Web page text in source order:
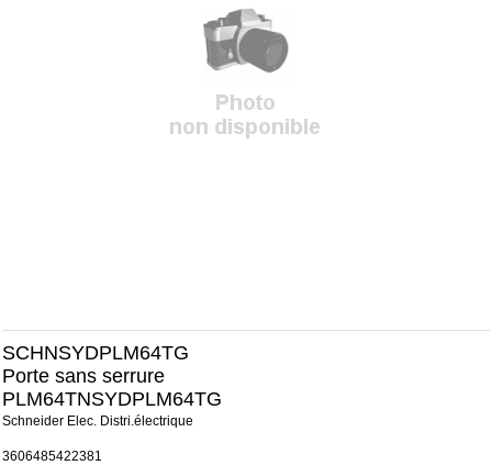
SCHNSYDPLM64TG
Porte sans serrure
PLM64TNSYDPLM64TG
Schneider Elec. Distri.électrique
3606485422381